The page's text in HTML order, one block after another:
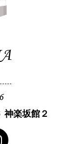
神楽坂館２